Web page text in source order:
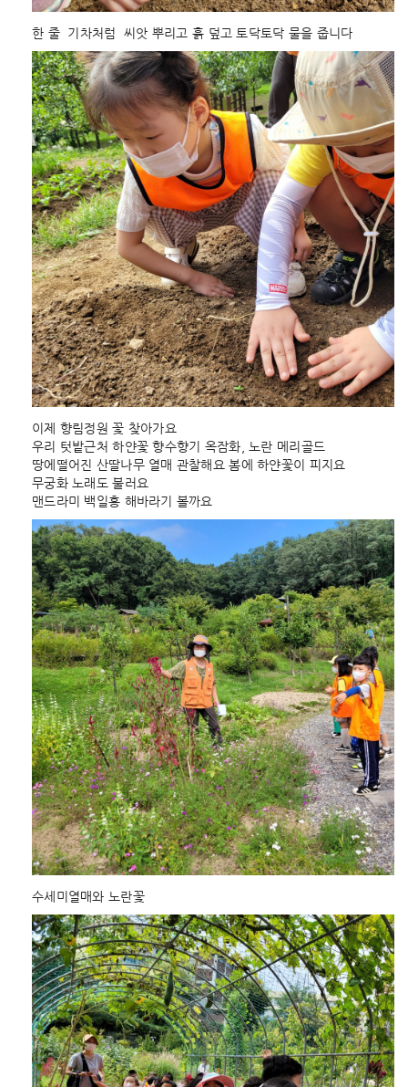
한 줄  기차처럼  씨앗 뿌리고 흙 덮고 토닥토닥 물을 줍니다
이제 향림정원 꽃 찾아가요
우리 텃밭근처 하얀꽃 향수향기 옥잠화, 노란 메리골드
땅에떨어진 산딸나무 열매 관찰해요 봄에 하얀꽃이 피지요
무궁화 노래도 불러요
맨드라미 백일홍 해바라기 볼까요
수세미열매와 노란꽃